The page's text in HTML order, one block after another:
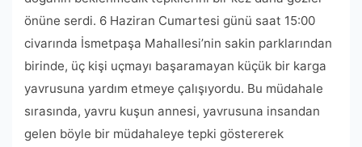
önüne serdi. 6 Haziran Cumartesi günü saat 15:00
civarında İsmetpaşa Mahallesi’nin sakin parklarından
birinde, üç kişi uçmayı başaramayan küçük bir karga
yavrusuna yardım etmeye çalışıyordu. Bu müdahale
sırasında, yavru kuşun annesi, yavrusuna insandan
gelen böyle bir müdahaleye tepki göstererek